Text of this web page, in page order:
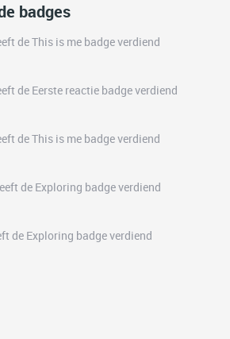
badges
de This is me badge verdiend
de Eerste reactie badge verdiend
de This is me badge verdiend
de Exploring badge verdiend
de Exploring badge verdiend